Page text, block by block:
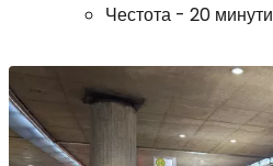
Честота - 20 минути